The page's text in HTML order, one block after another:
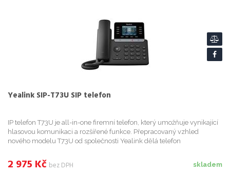
Yealink SIP-T73U SIP telefon
IP telefon T73U je all-in-one firemní telefon, který umožňuje vynikající
hlasovou komunikaci a rozšířené funkce. Přepracovaný vzhled
nového modelu T73U od společnosti Yealink dělá telefon
skladem
2 975 Kč bez DPH